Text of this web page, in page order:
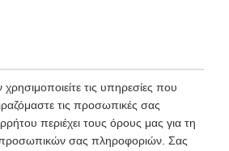
τις υπηρεσίες που
τις προσωπικές σας
περιέχει τους όρους μας για τη
σας πληροφοριών. Σας